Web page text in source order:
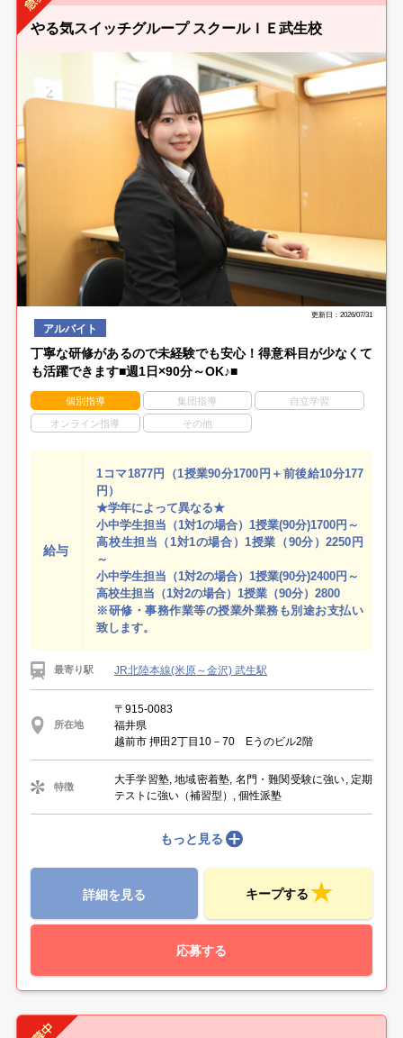
やる気スイッチグループ スクールＩＥ武生校
更新日：2026/07/31
アルバイト
丁寧な研修があるので未経験でも安心！得意科目が少なくて
も活躍できます■週1日×90分～OK♪■
個別指導 集団指導 自立学習
オンライン指導 その他
給与
1コマ1877円（1授業90分1700円＋前後給10分177
円）
★学年によって異なる★
小中学生担当（1対1の場合）1授業(90分)1700円～
高校生担当（1対1の場合）1授業（90分）2250円
～
小中学生担当（1対2の場合）1授業(90分)2400円～
高校生担当（1対2の場合）1授業（90分）2800
※研修・事務作業等の授業外業務も別途お支払い
致します。
最寄り駅 JR北陸本線(米原～金沢) 武生駅
所在地
〒915-0083
福井県
越前市 押田2丁目10－70 Eうのビル2階
特徴
大手学習塾, 地域密着塾, 名門・難関受験に強い, 定期
テストに強い（補習型）, 個性派塾
もっと見る
詳細を見る キープする
応募する